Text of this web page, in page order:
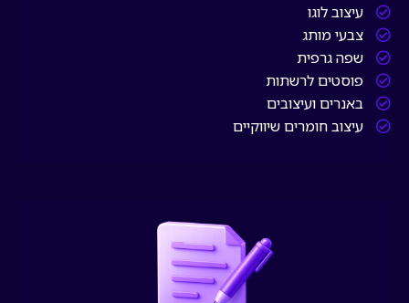
עיצוב לוגו
צבעי מותג
שפה גרפית
פוסטים לרשתות
באנרים ועיצובים
עיצוב חומרים שיווקיים